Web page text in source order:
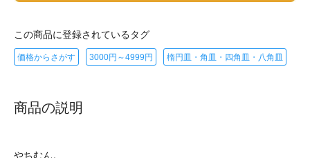
この商品に登録されているタグ
価格からさがす 3000円～4999円 楕円皿・角皿・四角皿・八角皿
商品の説明
やちむん。